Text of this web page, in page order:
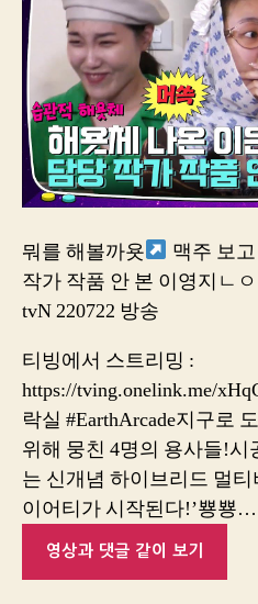
뭐를 해볼까욧
맥주 보
작가 작품 안 본 이영지ㄴ
tvN 220722 방송
티빙에서 스트리밍 :
https://tving.onelink.me/
락실 #EarthArcade지구로
위해 뭉친 4명의 용사들!
는 신개념 하이브리드 멀
이어티가 시작된다!’뿅뿅…
영상과 댓글 같이 보기